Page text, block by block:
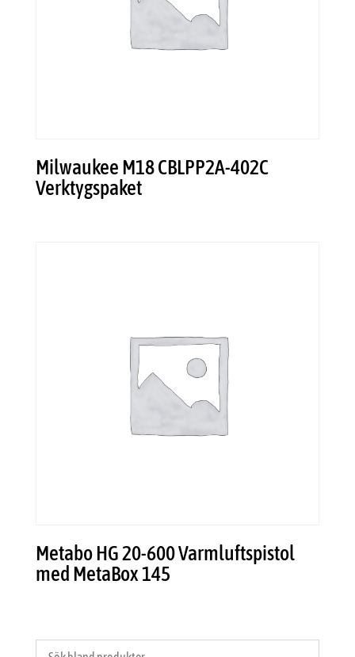
Milwaukee M18 CBLPP2A-402C
Verktygspaket
Metabo HG 20-600 Varmluftspistol
med MetaBox 145